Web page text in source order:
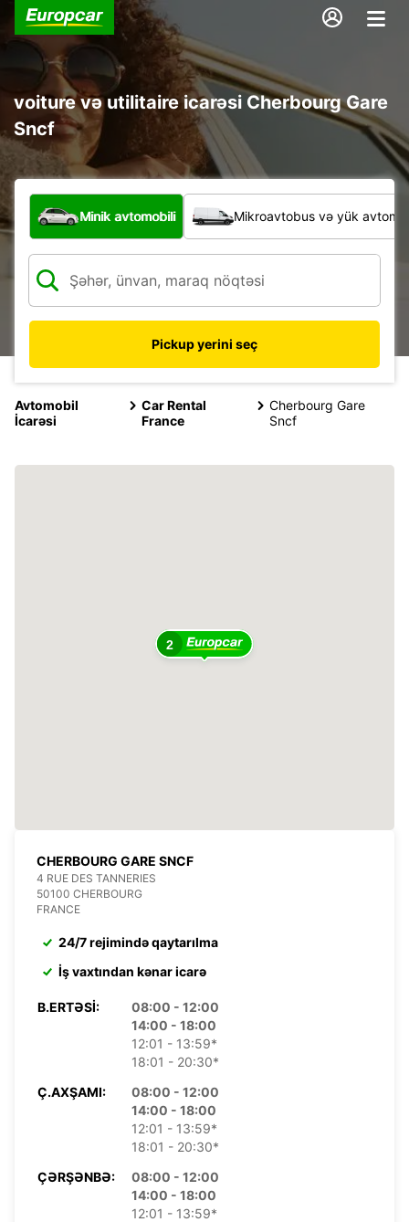
voiture və utilitaire icarəsi Cherbourg Gare
Sncf
Hansı növ nəqliyyat vasitəsi?
Minik avtomobili Mikroavtobus və yük
Pickup yerini seç
Avtomobil
İcarəsi
Car Rental
France
Cherbourg Gare
Sncf
2
CHERBOURG GARE SNCF
4 RUE DES TANNERIES
50100 CHERBOURG
FRANCE
24/7 rejimində qaytarılma
İş vaxtından kənar icarə
B.ERTƏSI:
08:00 - 12:00
14:00 - 18:00
12:01 - 13:59*
18:01 - 20:30*
Ç.AXŞAMI:
08:00 - 12:00
14:00 - 18:00
12:01 - 13:59*
18:01 - 20:30*
ÇƏRŞƏNBƏ:
08:00 - 12:00
14:00 - 18:00
12:01 - 13:59*